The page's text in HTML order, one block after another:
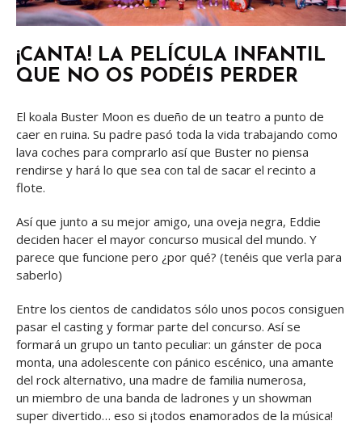
¡CANTA! LA PELÍCULA INFANTIL
QUE NO OS PODÉIS PERDER
El koala Buster Moon es dueño de un teatro a punto de
caer en ruina. Su padre pasó toda la vida trabajando como
lava coches para comprarlo así que Buster no piensa
rendirse y hará lo que sea con tal de sacar el recinto a
flote.
Así que junto a su mejor amigo, una oveja negra, Eddie
deciden hacer el mayor concurso musical del mundo. Y
parece que funcione pero ¿por qué? (tenéis que verla para
saberlo)
Entre los cientos de candidatos sólo unos pocos consiguen
pasar el casting y formar parte del concurso. Así se
formará un grupo un tanto peculiar: un gánster de poca
monta, una adolescente con pánico escénico, una amante
del rock alternativo, una madre de familia numerosa,
un miembro de una banda de ladrones y un showman
super divertido… eso si ¡todos enamorados de la música!